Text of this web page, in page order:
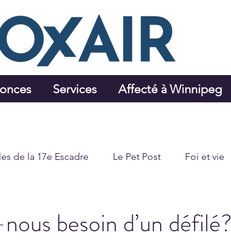
Services Affecté à Winnipeg
de la 17e Escadre Le Pet Post Foi et vie
besoin d’un défilé?